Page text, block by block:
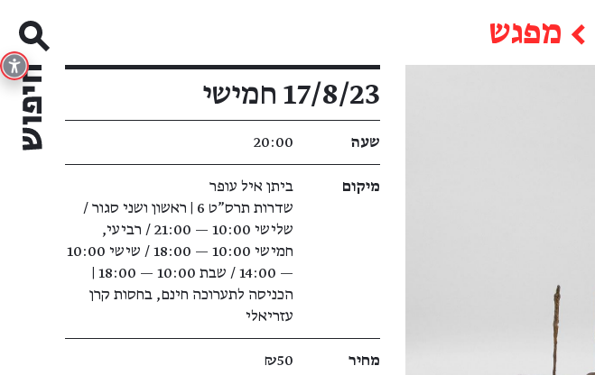
← מפגש
פרטי האירוע
17/8/23 חמישי
שעה 20:00
מיקום
ביתן איל עופר
שדרות תרס"ט 6 | ראשון ושני סגור /
שלישי 10:00 — 21:00 / רביעי,
חמישי 10:00 — 18:00 / שישי 10:00
— 14:00 / שבת 10:00 — 18:00 |
הכניסה לתערוכה חינם, בחסות קרן
עזריאלי
מחיר ₪50